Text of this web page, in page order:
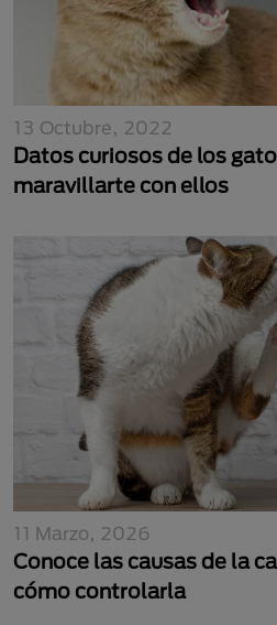
13 Octubre, 2022
Datos curiosos de los
maravillarte con ellos
11 Marzo, 2026
Conoce las causas de la
cómo controlarla